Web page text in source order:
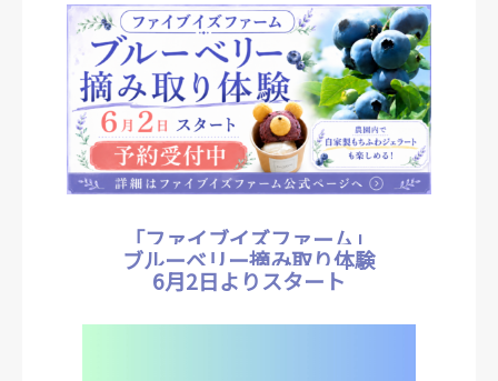
「ファイブイズファーム」
ブルーベリー摘み取り体験
6月2日よりスタート